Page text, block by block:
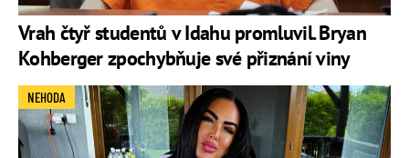
Vrah čtyř studentů v Idahu promluvil. Bryan
Kohberger zpochybňuje své přiznání viny
NEHODA